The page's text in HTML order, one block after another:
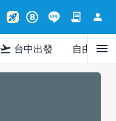
rocket_launch B contract person
flight_takeoff 台中出發 自由行menu